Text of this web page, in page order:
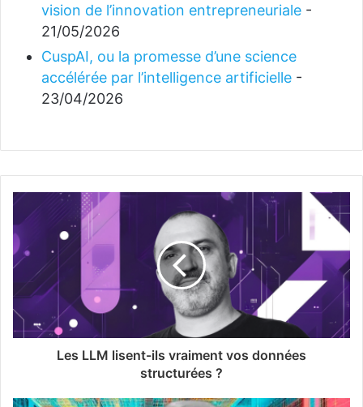
vision de l’innovation entrepreneuriale -
21/05/2026
CuspAI, ou la promesse d’une science
accélérée par l’intelligence artificielle -
23/04/2026
Les LLM lisent-ils vraiment vos données
structurées ?